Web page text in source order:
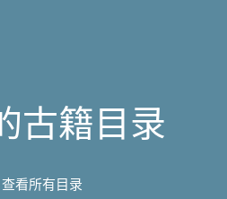
古籍目录
查看所有目录